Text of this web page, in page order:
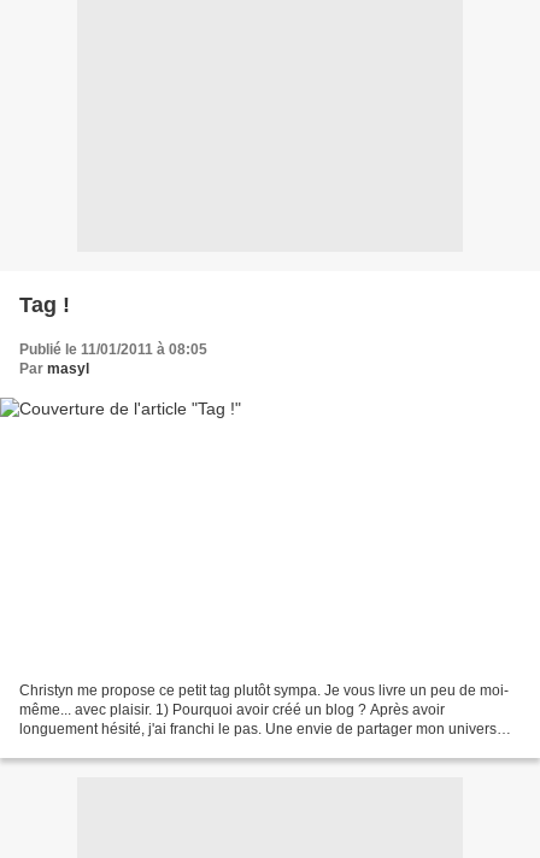
Tag !
Publié le 11/01/2011 à 08:05
Par masyl
Christyn me propose ce petit tag plutôt sympa. Je vous livre un peu de moi-
même... avec plaisir. 1) Pourquoi avoir créé un blog ? Après avoir
longuement hésité, j'ai franchi le pas. Une envie de partager mon univers